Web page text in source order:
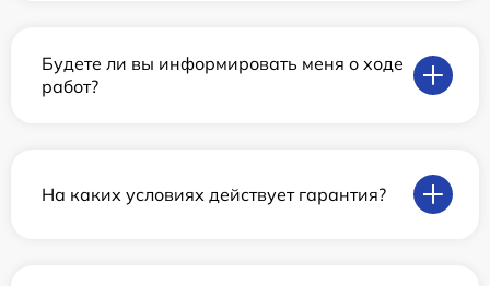
Будете ли вы информировать меня о ходе
работ?
На каких условиях действует гарантия?